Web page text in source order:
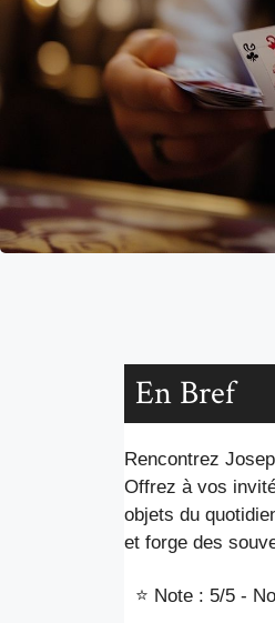
En Bref
Rencontrez
Offrez à vos
objets du
et forge des
⭐ Note : 5/5 -